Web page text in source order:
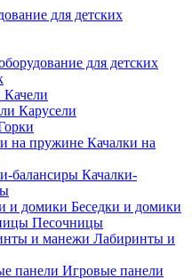
для детских
для детских
Качели
Карусели
Качалки на
Качалки-
Беседки и домики
Песочницы
Лабиринты и
Игровые панели